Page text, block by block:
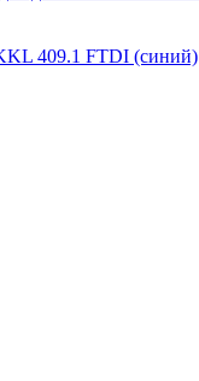
409.1 FTDI (синий)